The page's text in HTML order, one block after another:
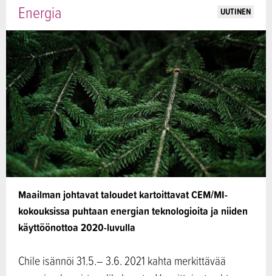
Maailman johtavat taloudet kartoittavat CEM/MI-
kokouksissa puhtaan energian teknologioita ja niiden
käyttöönottoa 2020-luvulla
Energia UUTINEN
Chile isännöi 31.5.– 3.6. 2021 kahta merkittävää